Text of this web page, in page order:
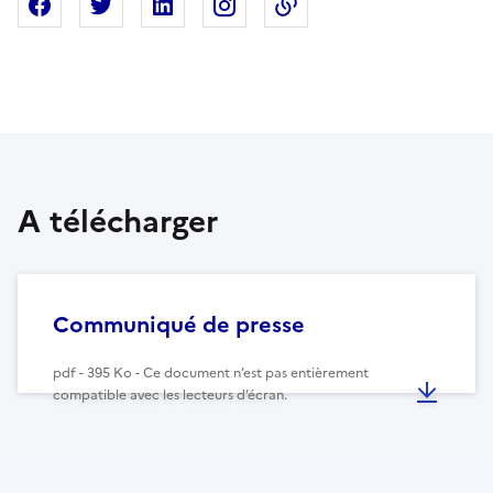
A télécharger
Communiqué de presse
pdf - 395 Ko - Ce document n’est pas entièrement
compatible avec les lecteurs d’écran.